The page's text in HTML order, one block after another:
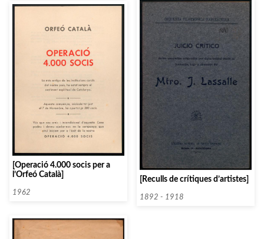
[Operació 4.000 socis per a
l’Orfeó Català]
1962
[Reculls de crítiques d’artistes]
1892 - 1918